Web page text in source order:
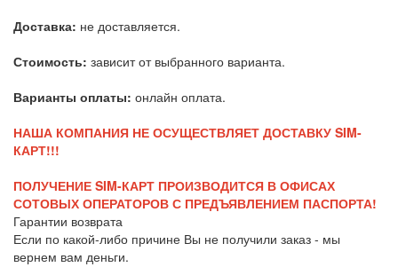
Доставка: не доставляется.
Стоимость: зависит от выбранного варианта.
Варианты оплаты: онлайн оплата.
НАША КОМПАНИЯ НЕ ОСУЩЕСТВЛЯЕТ ДОСТАВКУ SIM-
КАРТ!!!
ПОЛУЧЕНИЕ SIM-КАРТ ПРОИЗВОДИТСЯ В ОФИСАХ
СОТОВЫХ ОПЕРАТОРОВ С ПРЕДЪЯВЛЕНИЕМ ПАСПОРТА!
Гарантии возврата
Если по какой-либо причине Вы не получили заказ - мы
вернем вам деньги.